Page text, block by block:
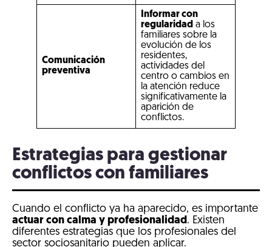
Comunicación
preventiva
Informar con
regularidad a los
familiares sobre la
evolución de los
residentes,
actividades del
centro o cambios en
la atención reduce
significativamente la
aparición de
conflictos.
Estrategias para gestionar
conflictos con familiares
Cuando el conflicto ya ha aparecido, es importante
actuar con calma y profesionalidad . Existen
diferentes estrategias que los profesionales del
sector sociosanitario pueden aplicar.